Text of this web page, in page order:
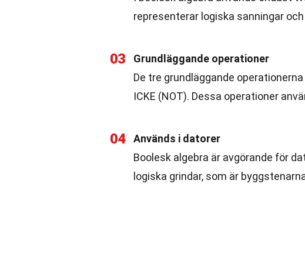
representerar logiska sanningar
03
Grundläggande operationer
De tre grundläggande operationerna
ICKE (NOT). Dessa operationer
04
Används i datorer
Boolesk algebra är avgörande för
logiska grindar, som är